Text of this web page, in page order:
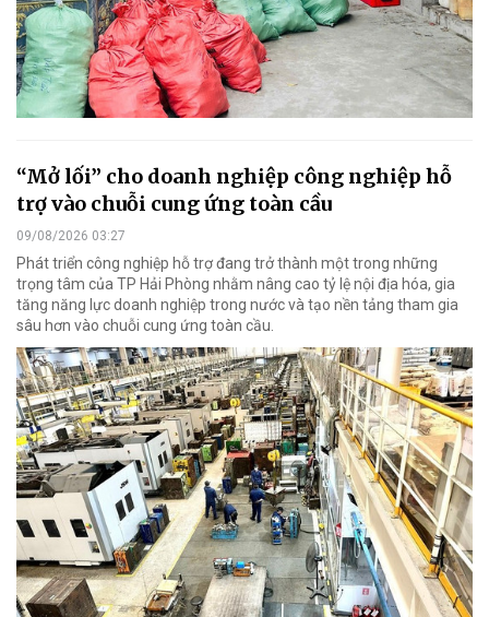
“Mở lối” cho doanh nghiệp công nghiệp hỗ
trợ vào chuỗi cung ứng toàn cầu
09/08/2026 03:27
Phát triển công nghiệp hỗ trợ đang trở thành một trong những
trọng tâm của TP Hải Phòng nhằm nâng cao tỷ lệ nội địa hóa, gia
tăng năng lực doanh nghiệp trong nước và tạo nền tảng tham gia
sâu hơn vào chuỗi cung ứng toàn cầu.